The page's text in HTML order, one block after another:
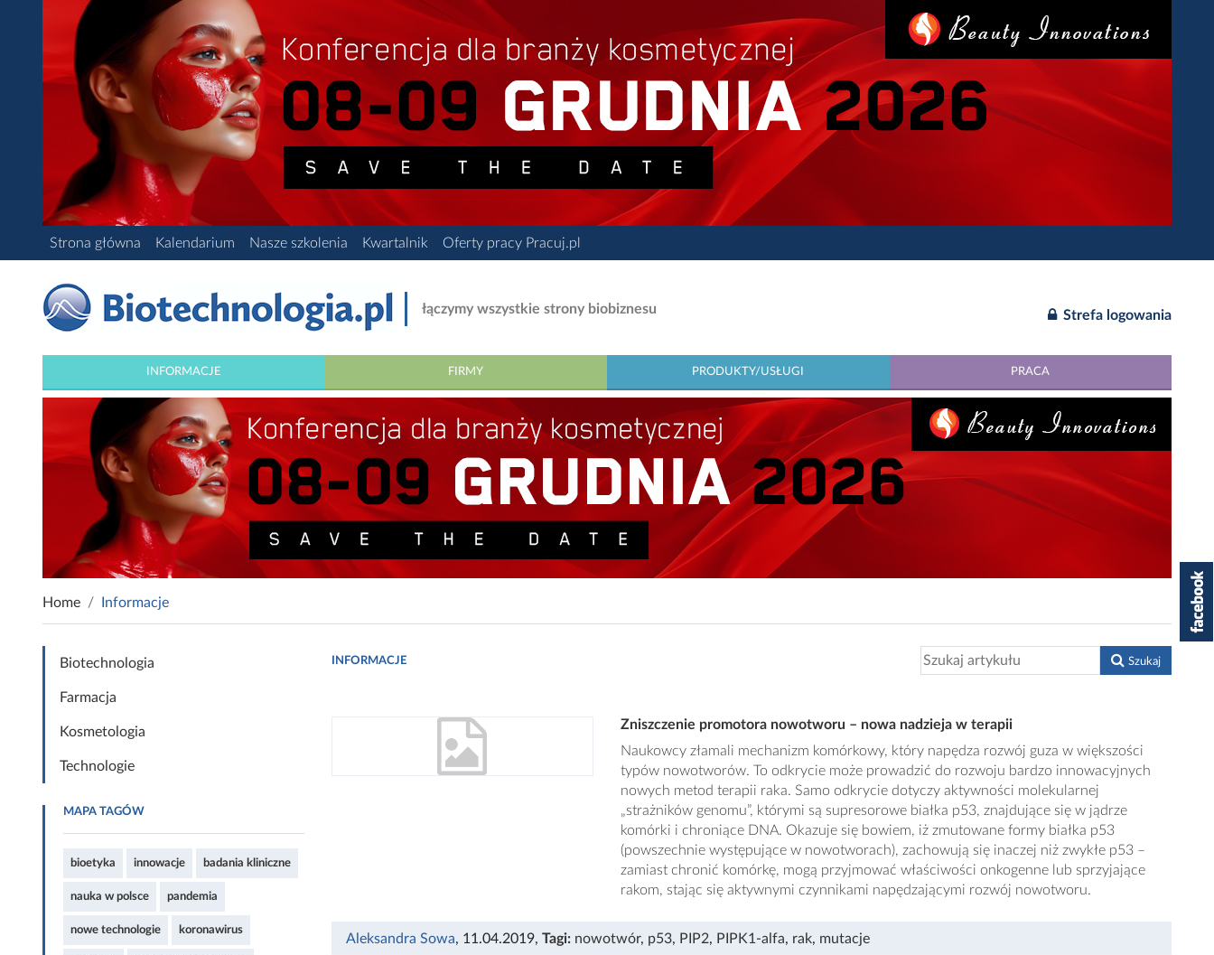
Strona główna Kalendarium Nasze szkolenia Kwartalnik Oferty pracy Pracuj.pl
łączymy wszystkie strony biobiznesu Strefa logowania
INFORMACJE FIRMY PRODUKTY/USŁUGI PRACA
Home Informacje
Biotechnologia
Farmacja
Kosmetologia
Technologie
MAPA TAGÓW
bioetyka innowacje badania kliniczne
nauka w polsce pandemia
nowe technologie koronawirus
INFORMACJE Szukaj
Zniszczenie promotora nowotworu – nowa nadzieja w terapii
Naukowcy złamali mechanizm komórkowy, który napędza rozwój guza w większości
typów nowotworów. To odkrycie może prowadzić do rozwoju bardzo innowacyjnych
nowych metod terapii raka. Samo odkrycie dotyczy aktywności molekularnej
„strażników genomu”, którymi są supresorowe białka p53, znajdujące się w jądrze
komórki i chroniące DNA. Okazuje się bowiem, iż zmutowane formy białka p53
(powszechnie występujące w nowotworach), zachowują się inaczej niż zwykłe p53 –
zamiast chronić komórkę, mogą przyjmować właściwości onkogenne lub sprzyjające
rakom, stając się aktywnymi czynnikami napędzającymi rozwój nowotworu.
Aleksandra Sowa, 11.04.2019, Tagi: nowotwór, p53, PIP2, PIPK1-alfa, rak, mutacje